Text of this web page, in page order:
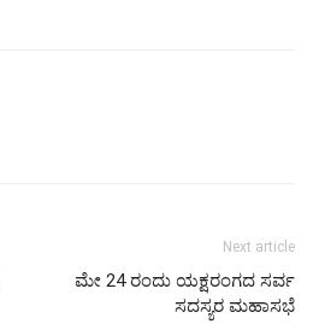
Next article
ಮೇ 24 ರಂದು ಯಕ್ಷರಂಗದ ಸರ್ವ
ಸದಸ್ಯರ ಮಹಾಸಭೆ